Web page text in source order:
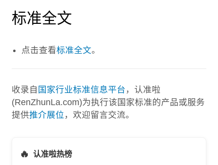
标准全文
点击查看标准全文。
收录自 国家行业标准信息平台 ，认准啦
(RenZhunLa.com)为执行该国家标准的产品或服务
提供推介展位 ，欢迎留言交流。
🔥 认准啦热榜